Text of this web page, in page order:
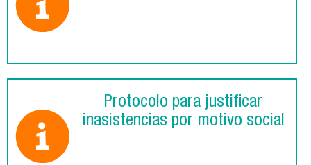
Protocolo para justificar
inasistencias por motivo social